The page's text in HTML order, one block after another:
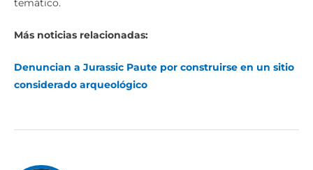
temático.
Más noticias relacionadas:
Denuncian a Jurassic Paute por construirse en un sitio
considerado arqueológico